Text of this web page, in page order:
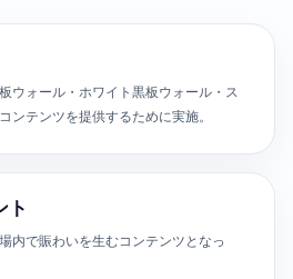
ウォール・ホワイト黒板ウォール・ス
ンテンツを提供するために実施。
ト
内で賑わいを生むコンテンツとなっ